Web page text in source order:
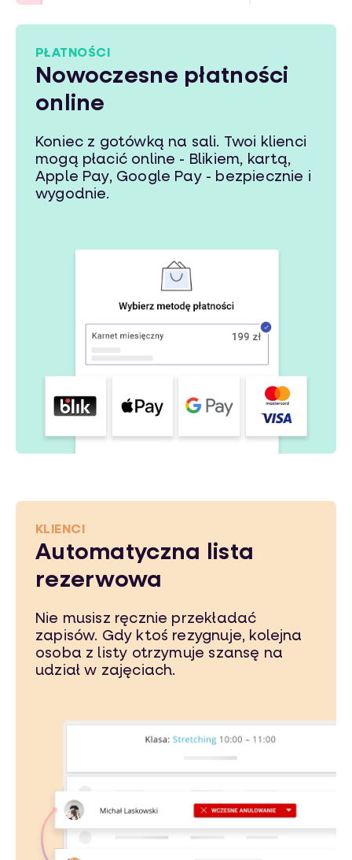
PŁATNOŚCI
Nowoczesne płatności
online
Koniec z gotówką na sali. Twoi klienci
mogą płacić online - Blikiem, kartą,
Apple Pay, Google Pay - bezpiecznie i
wygodnie.
KLIENCI
Automatyczna lista
rezerwowa
Nie musisz ręcznie przekładać
zapisów. Gdy ktoś rezygnuje, kolejna
osoba z listy otrzymuje szansę na
udział w zajęciach.